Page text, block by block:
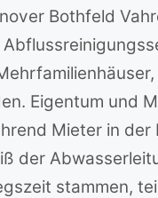
Bothfeld
Eigentum und
Mieter in
der
stammen,